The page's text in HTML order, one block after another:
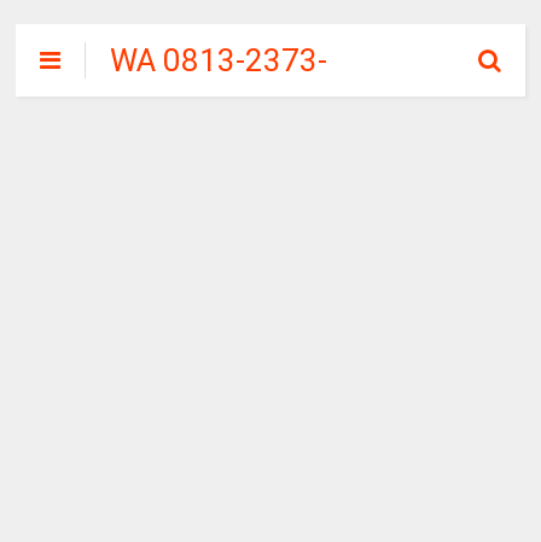
WA 0813-2373-
9973 | WALINI